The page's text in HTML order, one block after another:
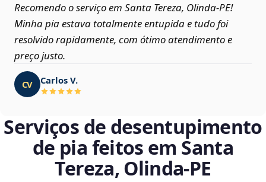
Recomendo o serviço em Santa Tereza, Olinda‑PE!
Minha pia estava totalmente entupida e tudo foi
resolvido rapidamente, com ótimo atendimento e
preço justo.
CV Carlos V.
Serviços de desentupimento
de pia feitos em Santa
Tereza, Olinda‑PE